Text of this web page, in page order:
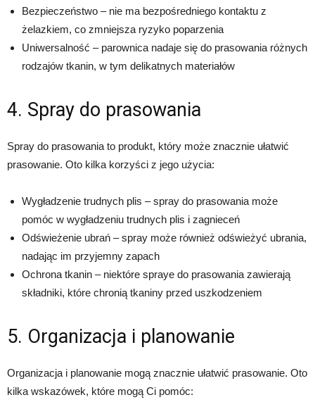
Bezpieczeństwo – nie ma bezpośredniego kontaktu z
żelazkiem, co zmniejsza ryzyko poparzenia
Uniwersalność – parownica nadaje się do prasowania różnych
rodzajów tkanin, w tym delikatnych materiałów
4. Spray do prasowania
Spray do prasowania to produkt, który może znacznie ułatwić
prasowanie. Oto kilka korzyści z jego użycia:
Wygładzenie trudnych plis – spray do prasowania może
pomóc w wygładzeniu trudnych plis i zagnieceń
Odświeżenie ubrań – spray może również odświeżyć ubrania,
nadając im przyjemny zapach
Ochrona tkanin – niektóre spraye do prasowania zawierają
składniki, które chronią tkaniny przed uszkodzeniem
5. Organizacja i planowanie
Organizacja i planowanie mogą znacznie ułatwić prasowanie. Oto
kilka wskazówek, które mogą Ci pomóc: